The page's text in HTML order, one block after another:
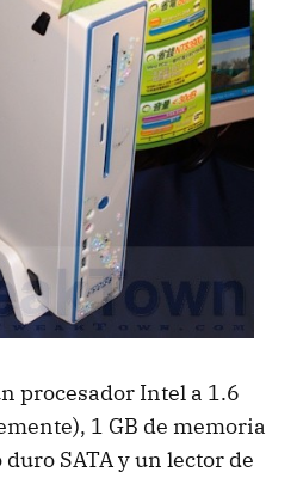
procesador Intel a 1.6
1 GB de memoria
duro SATA y un lector de